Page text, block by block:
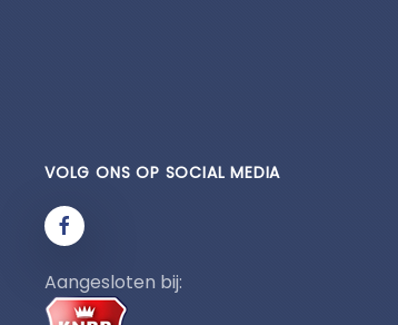
VOLG ONS OP SOCIAL MEDIA
Aangesloten bij: